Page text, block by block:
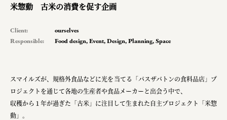
design
planning
pr
Smiles
Soup Stock Tokyo
米惣動 古米の消費を促す企画
Client:
ourselves
Responsible:
Food design,Event,Design,Planning,Space
スマイルズが、規格外⾷品などに光を当てる「パスザバトンの⾷料品店」プ
ロジェクトを通じて各地の⽣産者や⾷品メーカーと出会う中で、
収穫から１年が過ぎた「古⽶」に注⽬して⽣まれた自主プロジェクト「⽶惣
動」。